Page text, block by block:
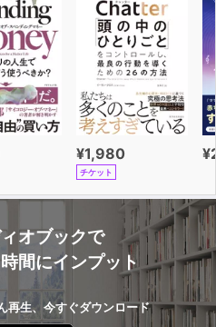
なとしての切実な感情など、
作者の内部から訴えかけてく
振幅をさまざまにとらえ、一
々しく心を晒していく。
、作者の生は新たなる意思
し、生きていくことはさまざ
り、光本は自らの思いに従い
の生を確認していく。
きっていないと時計をにらみ
受けてやるぞと腹を決めた
望 密かに反乱の時を考える
を決める作者、反乱の時を
¥1,980
チケット
オブックで
間にインプット
再生、今すぐダウンロード